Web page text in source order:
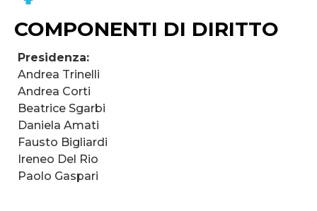
COMPONENTI DI DIRITTO
Presidenza:
Andrea Trinelli
Andrea Corti
Beatrice Sgarbi
Daniela Amati
Fausto Bigliardi
Ireneo Del Rio
Paolo Gaspari